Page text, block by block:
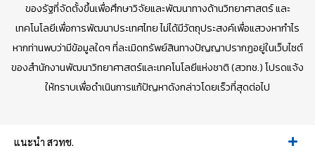
ของรัฐที่จัดตั้งขึ้นเพื่อศึกษาวิจัยและพัฒนาทางด้านวิทยาศาสตร์ และ
เทคโนโลยีเพื่อการพัฒนาประเทศไทย ไม่ได้มีวัตถุประสงค์เพื่อแสวงหากำไร
หากท่านพบว่ามีข้อมูลใดๆ ที่ละเมิดทรัพย์สินทางปัญญาปรากฏอยู่ในเว็บไซต์
ของสำนักงานพัฒนาวิทยาศาสตร์และเทคโนโลยีแห่งชาติ (สวทช.) โปรดแจ้ง
ให้ทราบเพื่อดำเนินการแก้ปัญหาดังกล่าวโดยเร็วที่สุดต่อไป
แนะนำ สวทช.